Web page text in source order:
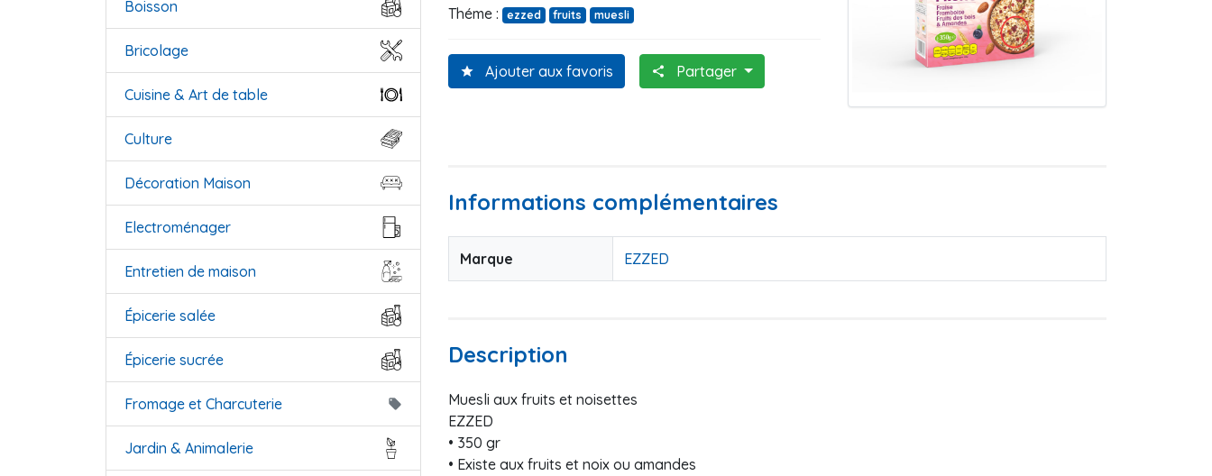
Boisson
Bricolage
Cuisine & Art de table
Culture
Décoration Maison
Electroménager
Entretien de maison
Épicerie salée
Épicerie sucrée
Fromage et Charcuterie local_offer
Jardin & Animalerie
Théme : ezzed fruits muesli
star Ajouter aux favoris share Partager
Informations complémentaires
Marque EZZED
Description
Muesli aux fruits et noisettes
EZZED
• 350 gr
• Existe aux fruits et noix ou amandes